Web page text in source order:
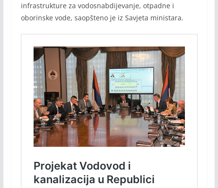
infrastrukture za vodosnabdijevanje, otpadne i
oborinske vode, saopšteno je iz Savjeta ministara.